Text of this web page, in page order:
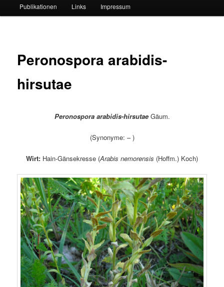
Publikationen Links Impressum
Peronospora arabidis-
hirsutae
Peronospora arabidis-hirsutaeGäum.
(Synonyme: – )
Wirt: Hain-Gänsekresse (Arabis nemorensis (Hoffm.) Koch)